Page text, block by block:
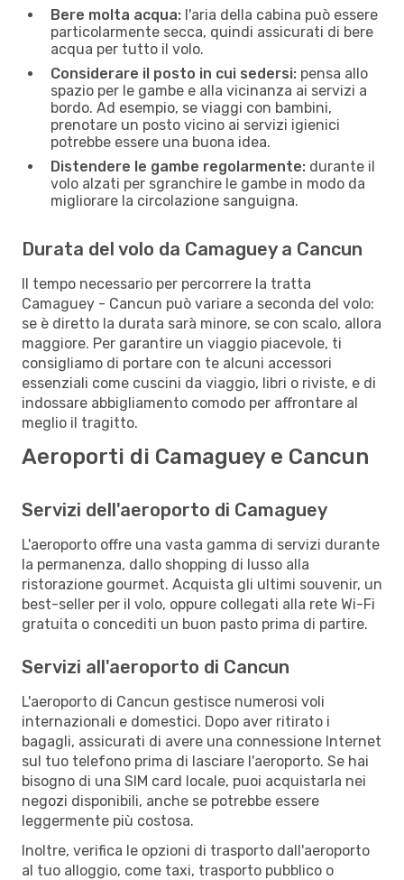
Bere molta acqua: l'aria della cabina può essere
particolarmente secca, quindi assicurati di bere
acqua per tutto il volo.
Considerare il posto in cui sedersi: pensa allo
spazio per le gambe e alla vicinanza ai servizi a
bordo. Ad esempio, se viaggi con bambini,
prenotare un posto vicino ai servizi igienici
potrebbe essere una buona idea.
Distendere le gambe regolarmente: durante il
volo alzati per sgranchire le gambe in modo da
migliorare la circolazione sanguigna.
Durata del volo da Camaguey a Cancun
Il tempo necessario per percorrere la tratta
Camaguey - Cancun può variare a seconda del volo:
se è diretto la durata sarà minore, se con scalo, allora
maggiore. Per garantire un viaggio piacevole, ti
consigliamo di portare con te alcuni accessori
essenziali come cuscini da viaggio, libri o riviste, e di
indossare abbigliamento comodo per affrontare al
meglio il tragitto.
Aeroporti di Camaguey e Cancun
Servizi dell'aeroporto di Camaguey
L'aeroporto offre una vasta gamma di servizi durante
la permanenza, dallo shopping di lusso alla
ristorazione gourmet. Acquista gli ultimi souvenir, un
best-seller per il volo, oppure collegati alla rete Wi-Fi
gratuita o concediti un buon pasto prima di partire.
Servizi all'aeroporto di Cancun
L'aeroporto di Cancun gestisce numerosi voli
internazionali e domestici. Dopo aver ritirato i
bagagli, assicurati di avere una connessione Internet
sul tuo telefono prima di lasciare l'aeroporto. Se hai
bisogno di una SIM card locale, puoi acquistarla nei
negozi disponibili, anche se potrebbe essere
leggermente più costosa.
Inoltre, verifica le opzioni di trasporto dall'aeroporto
al tuo alloggio, come taxi, trasporto pubblico o